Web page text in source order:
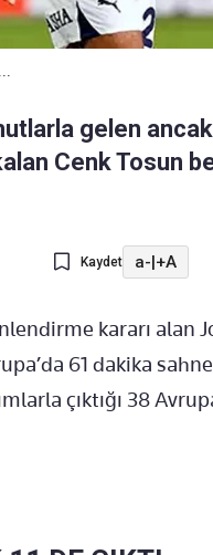
gelen
Cenk Tosun
Kaydet a-|+A
kararı alan
61 dakika
çıktığı 38